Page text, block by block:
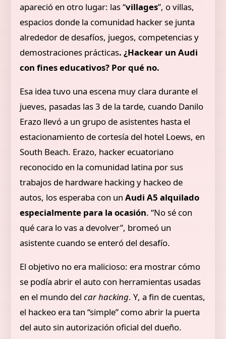
apareció en otro lugar: las “villages”, o villas,
espacios donde la comunidad hacker se junta
alrededor de desafíos, juegos, competencias y
demostraciones prácticas. ¿Hackear un Audi
con fines educativos? Por qué no.
Esa idea tuvo una escena muy clara durante el
jueves, pasadas las 3 de la tarde, cuando Danilo
Erazo llevó a un grupo de asistentes hasta el
estacionamiento de cortesía del hotel Loews, en
South Beach. Erazo, hacker ecuatoriano
reconocido en la comunidad latina por sus
trabajos de hardware hacking y hackeo de
autos, los esperaba con unAudi A5 alquilado
especialmente para la ocasión. “No sé con
qué cara lo vas a devolver”, bromeó un
asistente cuando se enteró del desafío.
El objetivo no era malicioso: era mostrar cómo
se podía abrir el auto con herramientas usadas
en el mundo delcar hacking. Y, a fin de cuentas,
el hackeo era tan “simple” como abrir la puerta
del auto sin autorización oficial del dueño.